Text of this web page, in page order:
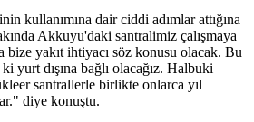
kullanımına dair ciddi adımlar attığına
Akkuyu'daki santralimiz çalışmaya
bize yakıt ihtiyacı söz konusu olacak. Bu
yurt dışına bağlı olacağız. Halbuki
santrallerle birlikte onlarca yıl
diye konuştu.